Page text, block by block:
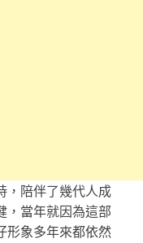
，陪伴了幾代人成
，當年就因為這部
形象多年來都依然